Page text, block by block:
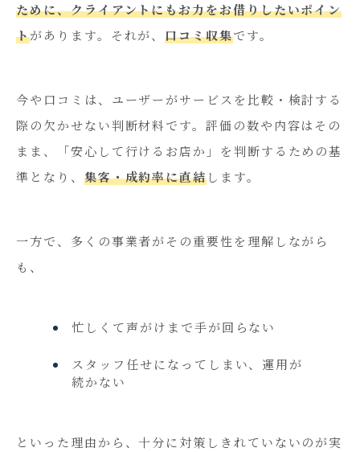
ために、クライアントにもお力をお借りしたいポイン
トがあります。それが、口コミ収集です。
今や口コミは、ユーザーがサービスを比較・検討する
際の欠かせない判断材料です。評価の数や内容はその
まま、「安心して行けるお店か」を判断するための基
準となり、 集客・成約率に直結します。
一方で、多くの事業者がその重要性を理解しながら
も、
忙しくて声がけまで手が回らない
スタッフ任せになってしまい、運用が
続かない
といった理由から、十分に対策しきれていないのが実